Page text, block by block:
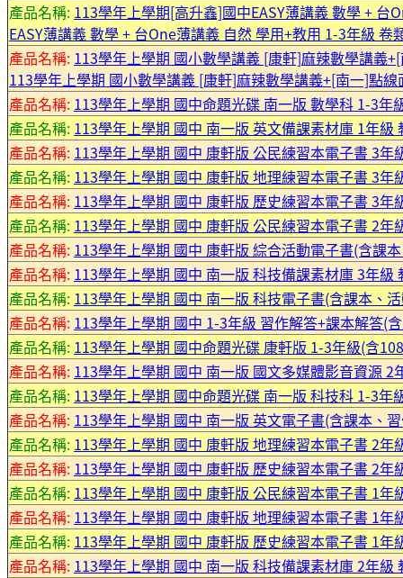
產品名稱: 113學年上學期[高升鑫]國中EASY薄講義 數學 +
EASY薄講義 數學 + 台One薄講義 自然 學用+教用 1-3年級 卷
產品名稱: 113學年上學期 國小數學講義 [康軒]麻辣數學講義
113學年上學期 國小數學講義 [康軒]麻辣數學講義+[南一]點
產品名稱: 113學年上學期 國中命題光碟 南一版 數學科 1-3年
產品名稱: 113學年上學期 國中 南一版 英文備課素材庫 1年級
產品名稱: 113學年上學期 國中 康軒版 公民練習本電子書 3年
產品名稱: 113學年上學期 國中 康軒版 地理練習本電子書 3年
產品名稱: 113學年上學期 國中 康軒版 歷史練習本電子書 3年
產品名稱: 113學年上學期 國中 康軒版 公民練習本電子書 2年
產品名稱: 113學年上學期 國中 康軒版 綜合活動電子書(含課
產品名稱: 113學年上學期 國中 南一版 科技備課素材庫 3年級
產品名稱: 113學年上學期 國中 南一版 科技電子書(含課本、
產品名稱: 113學年上學期 國中 1-3年級 習作解答+課本解答(
產品名稱: 113學年上學期 國中命題光碟 康軒版 1-3年級(含
產品名稱: 113學年上學期 國中 南一版 國文多媒體影音資源 2
產品名稱: 113學年上學期 國中命題光碟 南一版 科技科 1-3年
產品名稱: 113學年上學期 國中 南一版 英文電子書(含課本、
產品名稱: 113學年上學期 國中 康軒版 地理練習本電子書 2年
產品名稱: 113學年上學期 國中 康軒版 歷史練習本電子書 2年
產品名稱: 113學年上學期 國中 康軒版 公民練習本電子書 1年
產品名稱: 113學年上學期 國中 康軒版 地理練習本電子書 1年
產品名稱: 113學年上學期 國中 康軒版 歷史練習本電子書 1年
產品名稱: 113學年上學期 國中 南一版 科技備課素材庫 2年級